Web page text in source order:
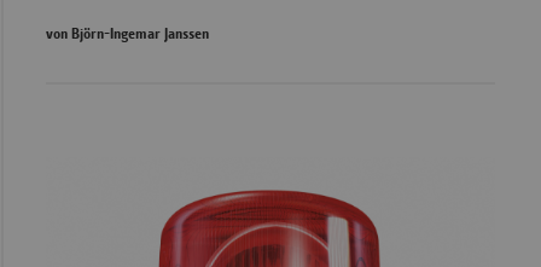
von Björn-Ingemar Janssen